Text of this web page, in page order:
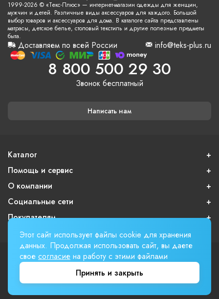
1999-2026 © «Текс-Плюс» — интернет-магазин одежды для женщин,
мужчин и детей. Различные виды аксессуаров для каждого. Большой
выбор товаров и аксессуаров для дома. В каталоге сайта представлены
матрасы, детское белье, столовый текстиль и другие полезные предметы
быта.
Доставляем по всей России info@teks-plus.ru
8 800 500 29 30
Звонок бесплатный
Написать нам
Каталог
Помощь и сервис
О компании
Социальные сети
Покупателям
Пользовательское соглашение
Публичная оферта
Вверх страницы
Этот сайт использует файлы cookie для хранения
данных. Продолжая использовать сайт, вы даете
свое согласие на работу с этими файлами
Принять и закрыть